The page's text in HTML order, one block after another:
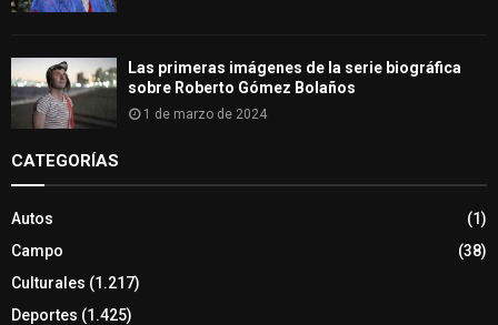
Las primeras imágenes de la serie biográfica
sobre Roberto Gómez Bolaños
1 de marzo de 2024
CATEGORÍAS
Autos
(1)
Campo
(38)
Culturales (1.217)
Deportes (1.425)